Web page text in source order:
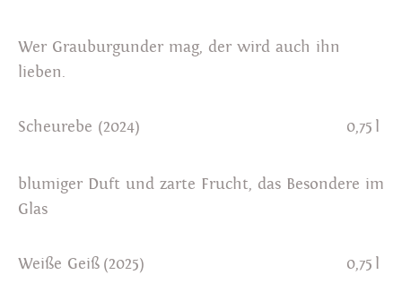
Wer Grauburgunder mag, der wird auch ihn
lieben.
Scheurebe (2024) 0,75 l
blumiger Duft und zarte Frucht, das Besondere im
Glas
Weiße Geiß (2025) 0,75 l